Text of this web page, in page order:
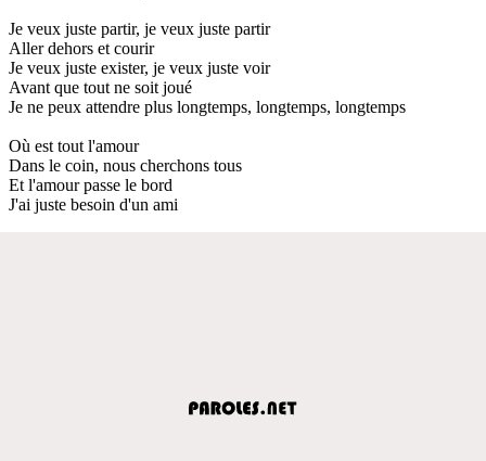
Je veux juste partir, je veux juste partir
Aller dehors et courir
Je veux juste exister, je veux juste voir
Avant que tout ne soit joué
Je ne peux attendre plus longtemps, longtemps, longtemps
Où est tout l'amour
Dans le coin, nous cherchons tous
Et l'amour passe le bord
J'ai juste besoin d'un ami